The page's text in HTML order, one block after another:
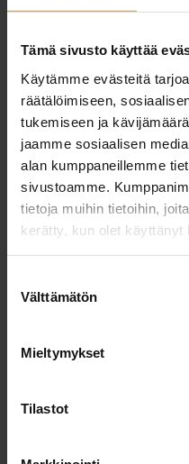
Tämä sivusto käyttää
Käytämme evästeitä
räätälöimiseen,
tukemiseen ja
jaamme sosiaalisen
alan kumppaneillemme
sivustoamme.
tietoja muihin tietoihin,
kerätty, kun olet käyttänyt
valinta
Välttämätön
Mieltymykset
Tilastot
SKVL:oon voi
jäsenenä kuulua alaa
rekisteriin merkitty
vuokrahuoneiston
elinkeinonharjoittaja tai
noudattamaan hyvää
hallituksen tai
moraalisääntöjä ja muita
Mikäli koejäsenellä tai
eri toimipisteitä, joissa
tiedon mukaan